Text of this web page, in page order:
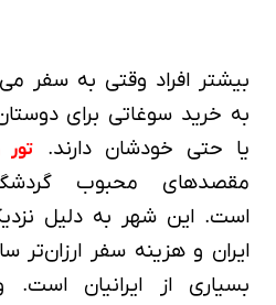
بیشتر افراد وقتی به سفر
به خرید سوغاتی برای
یا حتی خودشان دارند.
تور
مقصدهای محبوب
است. این شهر به دلیل
ایران و هزینه سفر ارزان‌تر
بسیاری از ایرانیان است.